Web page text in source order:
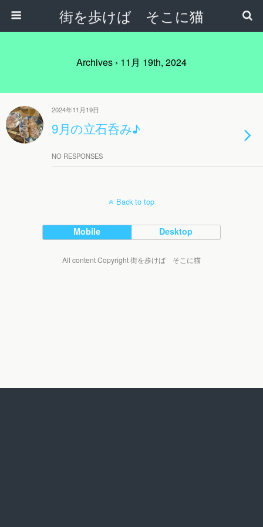
街を歩けば そこに猫
Archives › 11月 19th, 2024
2024年11月19日
9月の立石呑み♪
NO RESPONSES
Back to top
Mobile Desktop
All content Copyright 街を歩けば そこに猫